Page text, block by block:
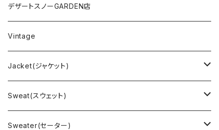
デザートスノーGARDEN店
Vintage
Jacket(ジャケット)
US Military(ユーエスミリタリー)
EURO Military(ユーロミリタリー）
Sweat(スウェット)
Champion(チャンピオン)
Sweater(セーター)